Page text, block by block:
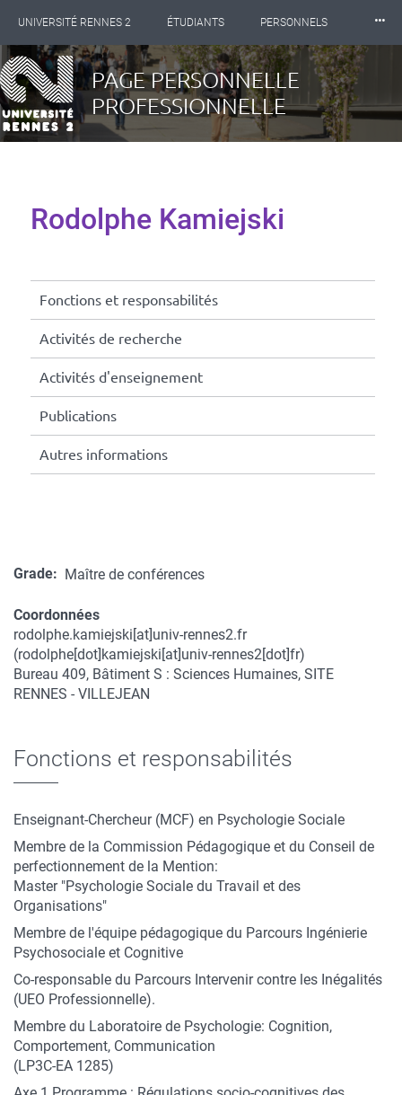
UNIVERSITÉ RENNES 2 ÉTUDIANTS PERSONNELS
INTERNATIONAL PROFESSIONNELS BIBLIOTHÈQUES
LES NOUVELLES DE RENNES 2
⸱⸱⸱
Aller
au
contenu
principal
PAGE PERSONNELLE
PROFESSIONNELLE
Rodolphe Kamiejski
Fonctions et responsabilités
Activités de recherche
Activités d'enseignement
Publications
Autres informations
Grade Maître de conférences
Coordonnées
Coordonnées
rodolphe.kamiejski[at]univ-rennes2.fr
(rodolphe[dot]kamiejski[at]univ-rennes2[dot]fr)
Bureau 409, Bâtiment S : Sciences Humaines, SITE
RENNES - VILLEJEAN
Fonctions et responsabilités
Enseignant-Chercheur (MCF) en Psychologie Sociale
Membre de la Commission Pédagogique et du Conseil de
perfectionnement de la Mention:
Master "Psychologie Sociale du Travail et des
Organisations"
Membre de l'équipe pédagogique du Parcours Ingénierie
Psychosociale et Cognitive
Co-responsable du Parcours Intervenir contre les Inégalités
(UEO Professionnelle).
Membre du Laboratoire de Psychologie: Cognition,
Comportement, Communication
(LP3C-EA 1285)